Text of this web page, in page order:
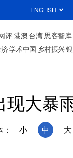
ENGLISH
评 港澳 台湾 思客智库
学术中国 乡村振兴
现大暴
小 中 大